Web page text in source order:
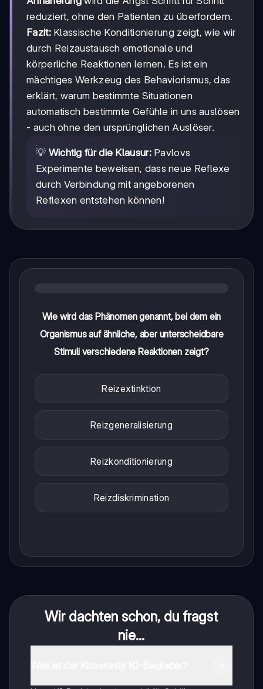
reduziert, ohne den Patienten zu überfordern.
Fazit:Klassische Konditionierung zeigt, wie wir
durch Reizaustausch emotionale und
körperliche Reaktionen lernen. Es ist ein
mächtiges Werkzeug des Behaviorismus, das
erklärt, warum bestimmte Situationen
automatisch bestimmte Gefühle in uns auslösen
- auch ohne den ursprünglichen Auslöser.
💡 Wichtig für die Klausur:Pavlovs
Experimente beweisen, dass neue Reflexe
durch Verbindung mit angeborenen
Reflexen entstehen können!
Wie wird das Phänomen genannt, bei dem ein
Organismus auf ähnliche, aber unterscheidbare
Stimuli verschiedene Reaktionen zeigt?
Reizextinktion
Reizgeneralisierung
Reizkonditionierung
Reizdiskrimination
Wir dachten schon, du fragst
nie...